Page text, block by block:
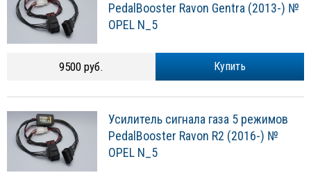
PedalBooster Ravon Gentra (2013-) №
OPEL N_5
Купить
9500 руб.
Усилитель сигнала газа 5 режимов
PedalBooster Ravon R2 (2016-) №
OPEL N_5